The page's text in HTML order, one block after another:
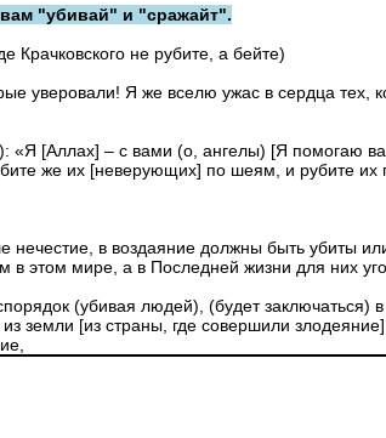
"убивай" и "сражайт".
Крачковского не рубите, а бейте)
уверовали! Я же вселю ужас в сердца тех,
«Я [Аллах] – с вами (о, ангелы) [Я помогаю
же их [неверующих] по шеям, и рубите
нечестие, в воздаяние должны быть убиты
в этом мире, а в Последней жизни для них
(убивая людей), (будет заключаться)
земли [из страны, где совершили